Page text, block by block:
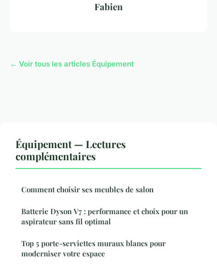
Fabien
← Voir tous les articles Équipement
Équipement — Lectures
complémentaires
Comment choisir ses meubles de salon
Batterie Dyson V7 : performance et choix pour un
aspirateur sans fil optimal
Top 5 porte-serviettes muraux blancs pour
moderniser votre espace